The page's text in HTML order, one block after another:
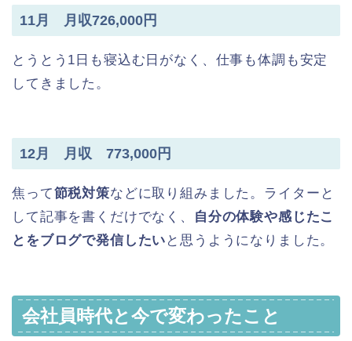
11月 月収726,000円
とうとう1日も寝込む日がなく、仕事も体調も安定
してきました。
12月 月収 773,000円
焦って節税対策などに取り組みました。ライターと
して記事を書くだけでなく、
自分の体験や感じたこ
とをブログで発信したい と思うようになりました。
会社員時代と今で変わったこと